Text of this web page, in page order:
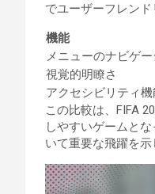
でユーザーフレン
機能
メニューのナビゲ
視覚的明瞭さ
アクセシビリティ
この比較は、FIFA
しやすいゲームと
いて重要な飛躍を示